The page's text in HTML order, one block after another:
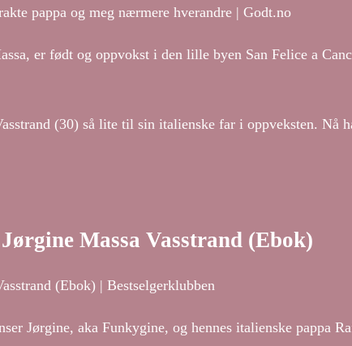
pappa og meg nærmere hverandre | Godt.no
er født og oppvokst i den lille byen San Felice a
(30) så lite til sin italienske far i oppveksten. Nå
Massa Vasstrand (Ebok)
(Ebok) | Bestselgerklubben
Jørgine, aka Funkygine, og hennes italienske pappa